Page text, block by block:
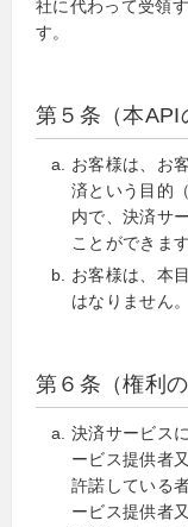
社に代わって受領
す。
第５条（本API
お客様は、お
済という目的
内で、決済サ
ことができます
お客様は、本
はなりません。
第６条（権利の
決済サービス
ービス提供者
許諾している
ービス提供者